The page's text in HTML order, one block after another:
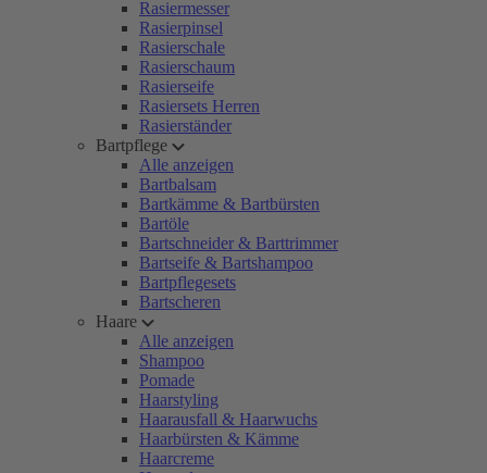
Rasiermesser
Rasierpinsel
Rasierschale
Rasierschaum
Rasierseife
Rasiersets Herren
Rasierständer
Bartpflege
Alle anzeigen
Bartbalsam
Bartkämme & Bartbürsten
Bartöle
Bartschneider & Barttrimmer
Bartseife & Bartshampoo
Bartpflegesets
Bartscheren
Haare
Alle anzeigen
Shampoo
Pomade
Haarstyling
Haarausfall & Haarwuchs
Haarbürsten & Kämme
Haarcreme